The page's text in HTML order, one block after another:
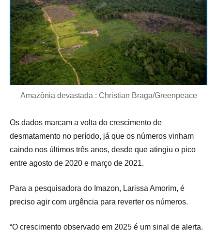
Amazônia devastada : Christian Braga/Greenpeace
Os dados marcam a volta do crescimento de
desmatamento no período, já que os números vinham
caindo nos últimos três anos, desde que atingiu o pico
entre agosto de 2020 e março de 2021.
Para a pesquisadora do Imazon, Larissa Amorim, é
preciso agir com urgência para reverter os números.
“O crescimento observado em 2025 é um sinal de alerta.